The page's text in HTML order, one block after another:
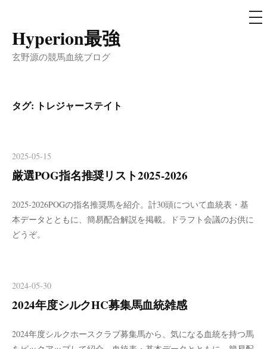
コ
ン
ツ
へ
ッ
プ
Hyperion最強
玄野源の競馬血統ブログ
メ
ニ
タグ: トレジャーステイト
2025-05-15
厳選POG指名推奨リスト2025-2026
2025-2026POGの指名推奨馬を紹介。計30頭について血統表・基
本データとともに、簡易配合解説を掲載。ドラフト会議のお供に
どうぞ。
2024-05-30
2024年度シルクHC募集馬血統雑感
2024年度シルクホースクラブ募集馬から、気になる血統を持つ馬